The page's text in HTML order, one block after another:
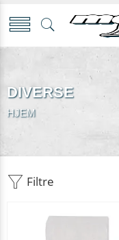
DIVERSE
HJEM
Filtre